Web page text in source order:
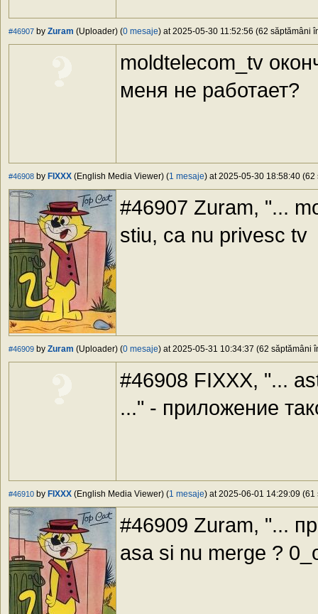
#46907 by Zuram (Uploader) (0 mesaje) at 2025-05-30 11:52:56 (62 săptămâni
moldtelecom_tv
меня не работает?
#46908 by FIXXX (English Media Viewer) (1 mesaje) at 2025-05-30 18:58:40 (62
#46907 Zuram, "...
stiu, ca nu privesc tv
#46909 by Zuram (Uploader) (0 mesaje) at 2025-05-31 10:34:37 (62 săptămâni
#46908 FIXXX, "...
..." - приложение
#46910 by FIXXX (English Media Viewer) (1 mesaje) at 2025-06-01 14:29:09 (61
#46909 Zuram, "...
asa si nu merge ?